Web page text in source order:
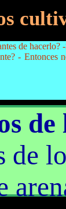
de hacerlo?
- Entonces
de
de